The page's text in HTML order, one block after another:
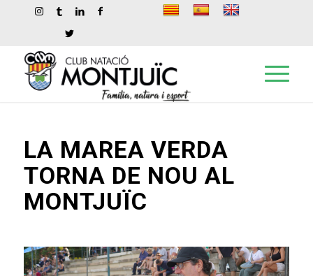
LA MAREA VERDA
TORNA DE NOU AL
MONTJUÏC